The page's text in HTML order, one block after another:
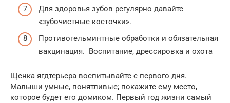
Для здоровья зубов регулярно давайте
«зубочистные косточки».
Противогельминтные обработки и обязательная
вакцинация. Воспитание, дрессировка и охота
Щенка ягдтерьера воспитывайте с первого дня.
Малыши умные, понятливые; покажите ему место,
которое будет его домиком. Первый год жизни самый